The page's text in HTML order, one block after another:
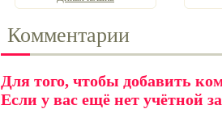
Комментарии
Для того, чтобы добавить
Если у вас ещё нет учётной